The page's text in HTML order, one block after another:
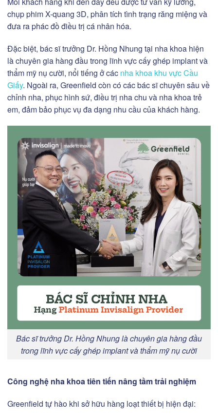
chụp phim X-quang 3D, phân tích tình trạng răng miệng và
đưa ra phác đồ điều trị cá nhân hóa.
Đặc biệt, bác sĩ trưởng Dr. Hồng Nhung tại nha khoa hiện
là chuyên gia hàng đầu trong lĩnh vực cấy ghép implant và
thẩm mỹ nụ cười, nổi tiếng ở các nha khoa khu vực Cầu
Giấy. Ngoài ra, Greenfield còn có các bác sĩ chuyên sâu về
chỉnh nha, phục hình sứ, điều trị nha chu và nha khoa trẻ
em, đảm bảo phục vụ đa dạng nhu cầu của khách hàng.
Bác sĩ trưởng Dr. Hồng Nhung là chuyên gia hàng đầu
trong lĩnh vực cấy ghép implant và thẩm mỹ nụ cười
Công nghệ nha khoa tiên tiến nâng tầm trải nghiệm
Greenfield tự hào khi sở hữu hàng loạt thiết bị hiện đại: